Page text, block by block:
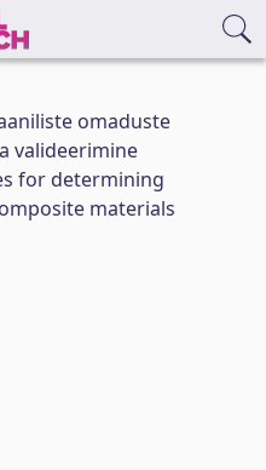
omaduste
valideerimine
for determining
materials